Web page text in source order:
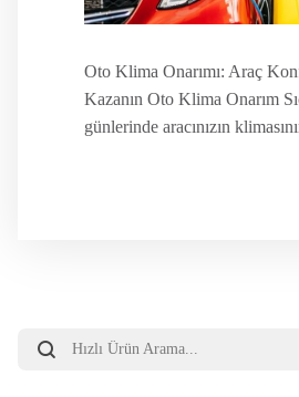
Oto Klima Onarımı: Araç
Kazanın Oto Klima Onarım
günlerinde aracınızın
search